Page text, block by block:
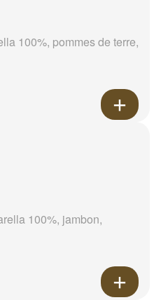
100%, pommes de terre,
100%, jambon,